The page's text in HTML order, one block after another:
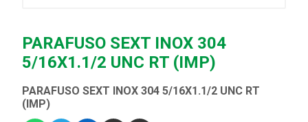
PARAFUSO SEXT INOX 304
5/16X1.1/2 UNC RT (IMP)
PARAFUSO SEXT INOX 304 5/16X1.1/2 UNC RT
(IMP)